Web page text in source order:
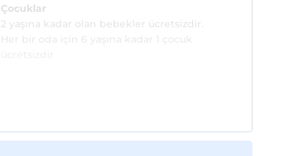
Çocuklar
2 yaşına kadar olan bebekler ücretsizdir.